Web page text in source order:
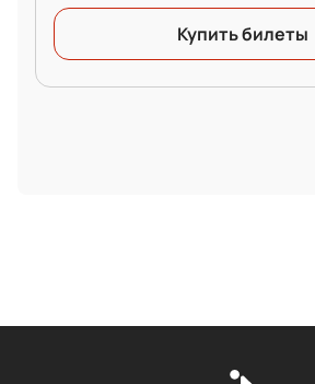
Купить билеты